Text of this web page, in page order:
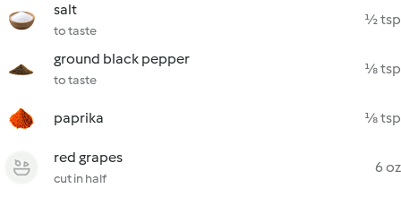
salt
to taste
½ tsp
ground black pepper
to taste
⅛ tsp
paprika ⅛ tsp
red grapes
cut in half
6 oz